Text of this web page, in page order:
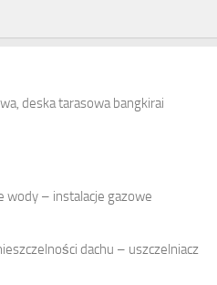
deska tarasowa bangkirai
wody – instalacje gazowe
dachu – uszczelniacz